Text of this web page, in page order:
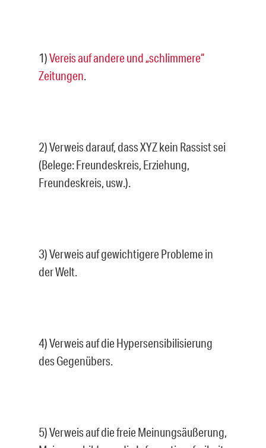
1)Vereis auf andere und „schlimmere“
Zeitungen.
2) Verweis darauf, dass XYZ kein Rassist sei
(Belege: Freundeskreis, Erziehung,
Freundeskreis, usw.).
3) Verweis auf gewichtigere Probleme in
der Welt.
4) Verweis auf die Hypersensibilisierung
des Gegenübers.
5) Verweis auf die freie Meinungsäußerung,